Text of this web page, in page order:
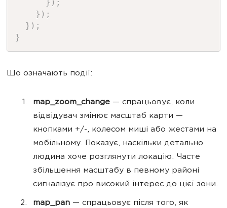
} ) ;
} ) ;
} ) ;
}
Що означають події:
map_zoom_change — спрацьовує, коли
відвідувач змінює масштаб карти —
кнопками +/-, колесом миші або жестами на
мобільному. Показує, наскільки детально
людина хоче розглянути локацію. Часте
збільшення масштабу в певному районі
сигналізує про високий інтерес до цієї зони.
map_pan — спрацьовує після того, як